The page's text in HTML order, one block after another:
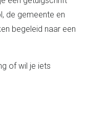
de gemeente en
begeleid naar een
of wil je iets